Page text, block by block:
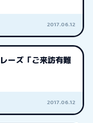
2017.06.12
ーズ「ご来訪有難
2017.06.12